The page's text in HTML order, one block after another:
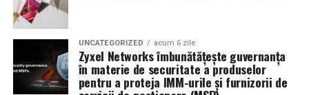
Pe 13 februarie la ora 18:30
invitați la proiecția specială din
, alături de regizorulPaul Decuși de
actoriiGabriel Vatavu, Sergiu Costache, Azaleea
Necula, Alexandra Răduță.
UNCATEGORIZED acum 6 zile
Zyxel Networks îmbunătățește guvernanța
în materie de securitate a produselor
pentru a proteja IMM-urile și furnizorii de